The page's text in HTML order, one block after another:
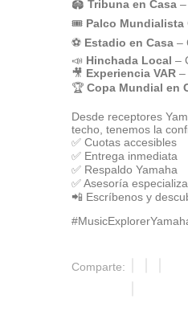
🏟️Tribuna en Casa
🎟️ Palco Mundialista
⚽ Estadio en Casa –
📣 Hinchada Local –
🎥 Experiencia VAR –
🏆Copa Mundial en
Desde receptores
techo, tenemos la
✅ Cuotas accesibles
✅ Entrega inmediata
✅ Respaldo Yamaha
✅ Asesoría
📲 Escríbenos y
Comparte: